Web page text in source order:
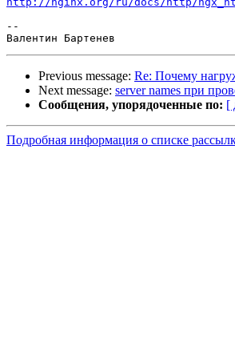
--
Previous message: Re: Почему
Next message: server names при
Сообщения, упорядоченные по: [
Подробная информация о списке